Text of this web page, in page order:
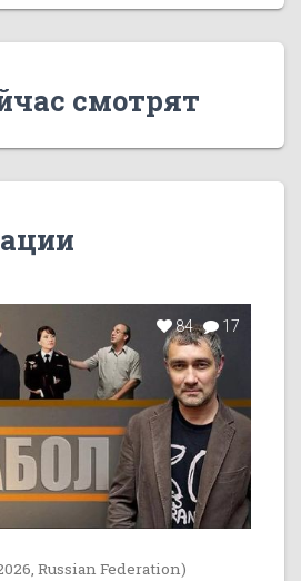
смотрят
84 17
Russian Federation)